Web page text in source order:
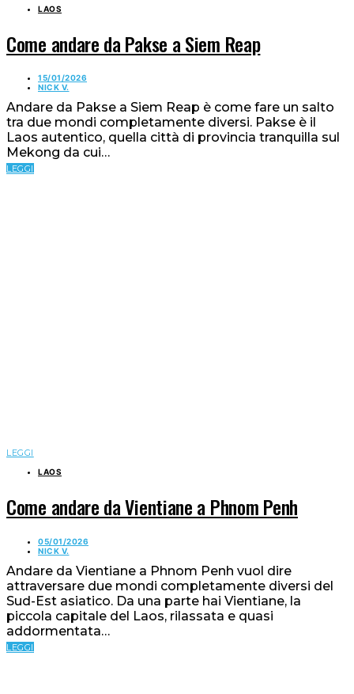
LAOS
Come andare da Pakse a Siem Reap
15/01/2026
NICK V.
Andare da Pakse a Siem Reap è come fare un salto
tra due mondi completamente diversi. Pakse è il
Laos autentico, quella città di provincia tranquilla sul
Mekong da cui…
LEGGI
LEGGI
LAOS
Come andare da Vientiane a Phnom Penh
05/01/2026
NICK V.
Andare da Vientiane a Phnom Penh vuol dire
attraversare due mondi completamente diversi del
Sud-Est asiatico. Da una parte hai Vientiane, la
piccola capitale del Laos, rilassata e quasi
addormentata…
LEGGI